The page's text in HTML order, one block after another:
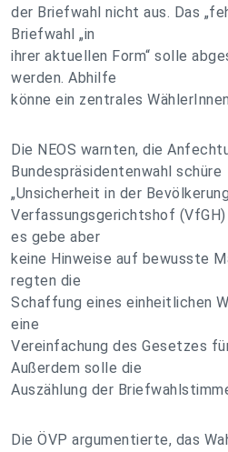
der Briefwahl nicht aus. Das
Briefwahl „in
ihrer aktuellen Form“ solle
werden. Abhilfe
könne ein zentrales
Die NEOS warnten, die
Bundespräsidentenwahl schüre
„Unsicherheit in der
Verfassungsgerichtshof (VfGH)
es gebe aber
keine Hinweise auf bewusste
regten die
Schaffung eines einheitlichen
eine
Vereinfachung des Gesetzes
Außerdem solle die
Auszählung der
Die ÖVP argumentierte, das